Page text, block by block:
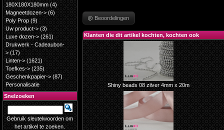
Beoordelingen
Klanten die dit artikel kochten, kochten ook
Shiny beads 08 zilver 4mm x 20m
180X180X180mm(4)
Magneetdozen-> (6)
Poly Prop(9)
Uw product-> (3)
Luxe dozen-> (261)
Drukwerk - Cadeaubon-
>(17)
Linten->(1621)
Toefkes->(235)
Geschenkpapier->(87)
Personalisatie
Snelzoeken
Gebruik sleutelwoorden om
het artikel te zoeken.